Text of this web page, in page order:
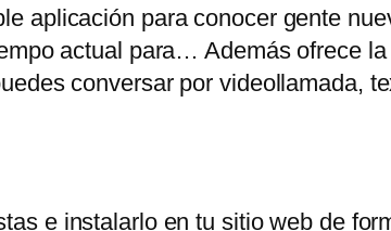
aplicación para conocer gente
actual para… Además ofrece
conversar por videollamada,
e instalarlo en tu sitio web de